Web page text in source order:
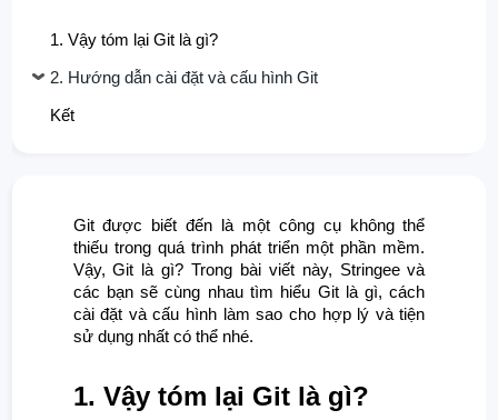
1. Vậy tóm lại Git là gì?
2. Hướng dẫn cài đặt và cấu hình Git
Kết
Git được biết đến là một công cụ không thể
thiếu trong quá trình phát triển một phần mềm.
Vậy, Git là gì? Trong bài viết này, Stringee và
các bạn sẽ cùng nhau tìm hiểu Git là gì, cách
cài đặt và cấu hình làm sao cho hợp lý và tiện
sử dụng nhất có thể nhé.
1. Vậy tóm lại Git là gì?